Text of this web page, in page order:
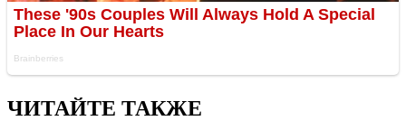
ЧИТАЙТЕ ТАКЖЕ